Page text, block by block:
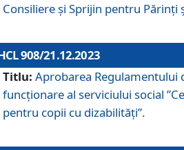
Consiliere şi Sprijin pentru Părinţi
908/21.12.2023
Titlu: Aprobarea Regulamentului
funcţionare al serviciului social
pentru copii cu dizabilități”.